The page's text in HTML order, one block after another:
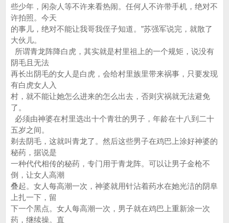
些少年，闲杂人等不许来看热闹。任何人不许带手机，绝对不
许拍照。今天
的事儿，绝对不能让我哥我侄子知道。”苏强军说完，就散了
大伙儿。
所谓青龙阵降白虎，其实就是村里祖上的一个规矩，说没有
阴毛且无法
再长出阴毛的女人是白虎，会给村里族里带来祸事，只要发现
有白虎女人入
村，就不能让她怎么进来的怎么出去，否则灾祸就无法避免
了。
必须由神婆在村里选出十个青壮的男子，年龄在十八到二十
五岁之间。
剃去阴毛，这就叫青龙了。然后这些男子在鸡巴上涂好神婆的
秘药，据说是
一种代代相传的秘药，专门用于青龙阵。可以让男子金枪不
倒，让女人高潮
叠起。女人每高潮一次，神婆就用针沾着药水在她光洁的阴阜
上扎一下，留
下一个黑点。女人每高潮一次，男子就在鸡巴上重新涂一次
药，继续操。直